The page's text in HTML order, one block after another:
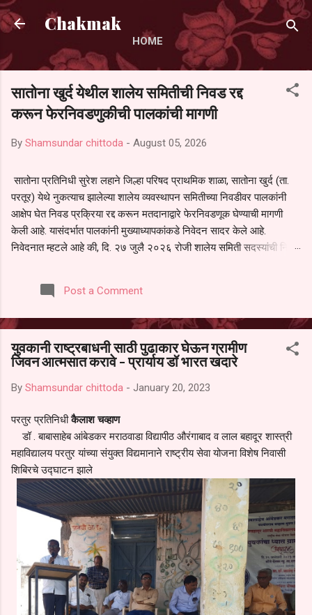
Skip to main content
Chakmak
HOME
सातोना खुर्द येथील शालेय समितीची निवड रद्द
करून फेरनिवडणुकीची पालकांची मागणी
By Shamsundar chittoda - August 05, 2026
सातोना प्रतिनिधी सुरेश लहाने जिल्हा परिषद प्राथमिक शाळा, सातोना खुर्द (ता.
परतूर) येथे नुकत्याच झालेल्या शालेय व्यवस्थापन समितीच्या निवडीवर पालकांनी
आक्षेप घेत निवड प्रक्रिया रद्द करून मतदानाद्वारे फेरनिवडणूक घेण्याची मागणी
केली आहे. यासंदर्भात पालकांनी मुख्याध्यापकांकडे निवेदन सादर केले आहे.
निवेदनात म्हटले आहे की, दि. २७ जुलै २०२६ रोजी शालेय समिती सदस्यांची निवड
पालकांना देण्यात आली नसल्याने मोठ्या संख्येने पालक बैठकीस उपस्थित राहू शकले
नाहीत. तसेच सर्व पालकांना विश्वासात न घेता निवड प्रक्रिया पूर्ण करण्यात
करण्यात यावी आणि सर्व पालकांच्या उपस्थितीत मतदान पद्धतीने शालेय समितीची
फेरनिवडणूक घेण्यात यावी, अशी मागणी पालकांनी केली आहे. या निवेदनाच्या प्रती
जिल्हा शिक्षण अधिकारी (प्राथमिक), जालना तसेच तालुका शिक्षण अधिकारी,
परतूर यांनाही पाठविण्यात आल्या असून प्रशासन याबाबत काय निर्णय घेते, याकडे
Post a Comment
युवकानी राष्ट्रबाधनी साठी पुढाकार घेऊन ग्रामीण
जिवन आत्मसात करावे - प्रार्याय डॉ भारत खदारे
By Shamsundar chittoda - January 20, 2023
परतुर प्रतिनिधीकैलाश चव्हाण
डॉ . बाबासाहेब आंबेडकर मराठवाडा विद्यापीठ औरंगाबाद व लाल बहादूर शास्त्री
महाविद्यालय परतुर यांच्या संयुक्त विद्यमानाने राष्ट्रीय सेवा योजना विशेष निवासी
शिबिरचे उद्घाटन झाले